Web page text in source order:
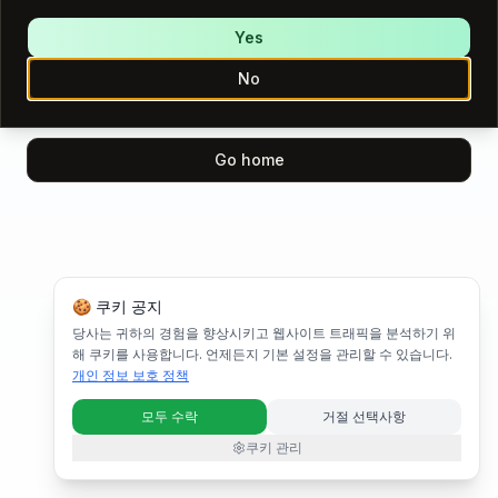
Please try again.
Try again
Go home
🍪 쿠키 공지
당사는 귀하의 경험을 향상시키고 웹사이트 트래픽을 분석하기 위
해 쿠키를 사용합니다. 언제든지 기본 설정을 관리할 수 있습니다.
개인 정보 보호 정책
모두 수락
거절 선택사항
쿠키 관리
No
Yes